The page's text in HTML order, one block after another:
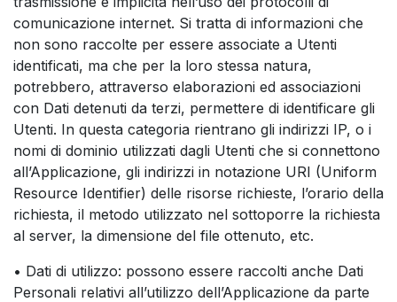
comunicazione internet. Si tratta di informazioni che
non sono raccolte per essere associate a Utenti
identificati, ma che per la loro stessa natura,
potrebbero, attraverso elaborazioni ed associazioni
con Dati detenuti da terzi, permettere di identificare gli
Utenti. In questa categoria rientrano gli indirizzi IP, o i
nomi di dominio utilizzati dagli Utenti che si connettono
all’Applicazione, gli indirizzi in notazione URI (Uniform
Resource Identifier) delle risorse richieste, l’orario della
richiesta, il metodo utilizzato nel sottoporre la richiesta
al server, la dimensione del file ottenuto, etc.
• Dati di utilizzo: possono essere raccolti anche Dati
Personali relativi all’utilizzo dell’Applicazione da parte